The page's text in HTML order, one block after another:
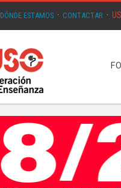
DÓNDE ESTAMOS · CONTACTAR ·